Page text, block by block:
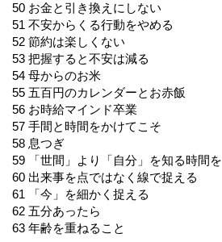
50 お金と引き換えにしない
51 不安からくる行動をやめる
52 節約は楽しくない
53 把握すると不安は減る
54 母からのお米
55 五百円のカレンダーとお赤飯
56 お時給マインド卒業
57 手間と時間をかけてこそ
58 息つぎ
59 「世間」より「自分」を知る時間を
60 出来事を点ではなく線で捉える
61 「今」を細かく捉える
62 五分あったら
63 年齢を重ねること